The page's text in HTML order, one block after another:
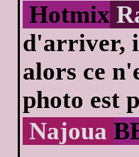
Hotmix
d'arriver,
alors ce
photo est
Najoua